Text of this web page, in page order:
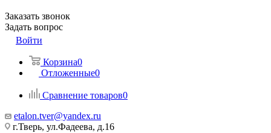
Заказать звонок
Задать вопрос
Войти
Корзина0
Отложенные0
Сравнение товаров0
etalon.tver@yandex.ru
г.Тверь, ул.Фадеева, д.16